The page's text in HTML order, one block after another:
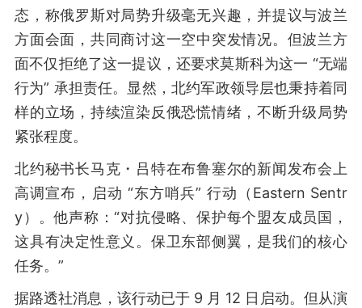
态，称俄罗斯对局势升级毫无兴趣，并提议与波兰
方面会面，共同商讨这一空中突发情况。但波兰方
面不仅拒绝了这一提议，还要求莫斯科为这一 “无端
行为” 承担责任。显然，北约军政领导层也秉持着同
样的立场，持续渲染反俄恐慌情绪，不断升级局势
紧张程度。
北约秘书长马克・吕特在布鲁塞尔的新闻发布会上
高调宣布，启动 “东方哨兵” 行动（Eastern Sentr
y）。他声称：“对抗侵略、保护每个盟友成员国，
这具有决定性意义。保卫东部侧翼，是我们的核心
任务。”
据路透社消息，该行动已于 9 月 12 日启动。但从演